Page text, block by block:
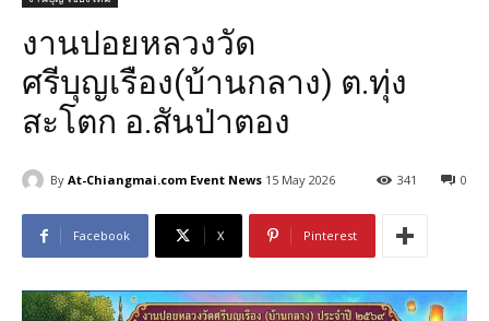
งานปอยหลวงวัด
ศรีบุญเรือง(บ้านกลาง) ต.ทุ่ง
สะโตก อ.สันป่าตอง
By At-Chiangmai.com Event News 15 May 2026 0
341
Facebook X Pinterest